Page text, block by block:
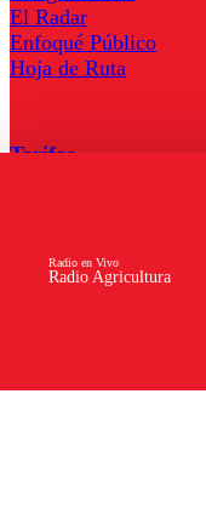
Radio Agricultura
Radio en Vivo
El Radar
Enfoqué Público
Hoja de Ruta
Tarifas